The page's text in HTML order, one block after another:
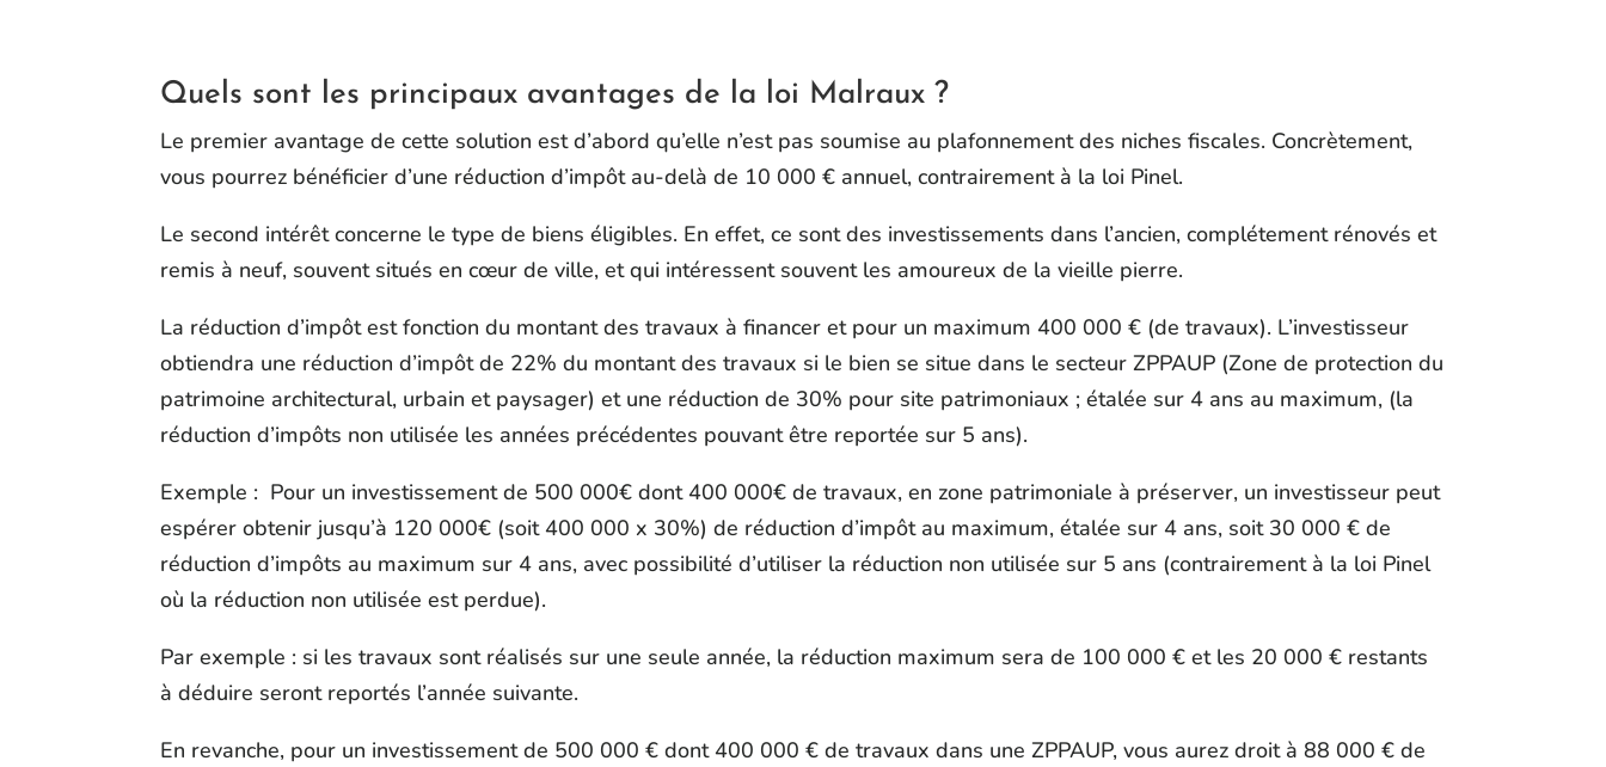
Quels sont les principaux avantages de la loi Malraux ?
Le premier avantage de cette solution est d’abord qu’elle n’est pas soumise au plafonnement des niches fiscales. Concrètement,
vous pourrez bénéficier d’une réduction d’impôt au-delà de 10 000 € annuel, contrairement à la loi Pinel.
Le second intérêt concerne le type de biens éligibles. En effet, ce sont des investissements dans l’ancien, complétement rénovés et
remis à neuf, souvent situés en cœur de ville, et qui intéressent souvent les amoureux de la vieille pierre.
La réduction d’impôt est fonction du montant des travaux à financer et pour un maximum 400 000 € (de travaux). L’investisseur
obtiendra une réduction d’impôt de 22% du montant des travaux si le bien se situe dans le secteur ZPPAUP (Zone de protection du
patrimoine architectural, urbain et paysager) et une réduction de 30% pour site patrimoniaux ; étalée sur 4 ans au maximum, (la
réduction d’impôts non utilisée les années précédentes pouvant être reportée sur 5 ans).
Exemple : Pour un investissement de 500 000€ dont 400 000€ de travaux, en zone patrimoniale à préserver, un investisseur peut
espérer obtenir jusqu’à 120 000€ (soit 400 000 x 30%) de réduction d’impôt au maximum, étalée sur 4 ans, soit 30 000 € de
réduction d’impôts au maximum sur 4 ans, avec possibilité d’utiliser la réduction non utilisée sur 5 ans (contrairement à la loi Pinel
où la réduction non utilisée est perdue).
Par exemple : si les travaux sont réalisés sur une seule année, la réduction maximum sera de 100 000 € et les 20 000 € restants
à déduire seront reportés l’année suivante.
En revanche, pour un investissement de 500 000 € dont 400 000 € de travaux dans une ZPPAUP, vous aurez droit à 88 000 € de